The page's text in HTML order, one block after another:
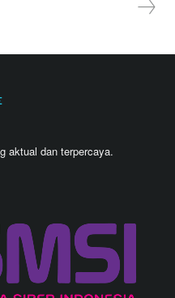
aktual dan terpercaya.